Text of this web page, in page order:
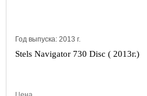
Год выпуска: 2013 г.
Stels Navigator 730 Disc ( 2013г.)